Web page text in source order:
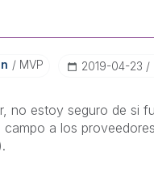
MVP ‎2019-04-23
no estoy seguro de si
campo a los